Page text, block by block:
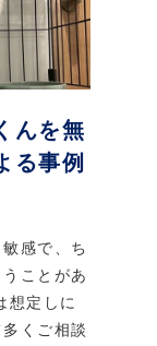
んを無
る事例
感で、ち
ことがあ
想定しに
くご相談